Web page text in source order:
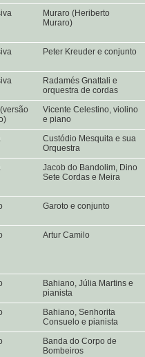
Muraro (Heriberto
Muraro)
Peter Kreuder e conjunto
Radamés Gnattali e
orquestra de cordas
Vicente Celestino, violino
e piano
Custódio Mesquita e sua
Orquestra
Jacob do Bandolim, Dino
Sete Cordas e Meira
Garoto e conjunto
Artur Camilo
Bahiano, Júlia Martins e
pianista
Bahiano, Senhorita
Consuelo e pianista
Banda do Corpo de
Bombeiros